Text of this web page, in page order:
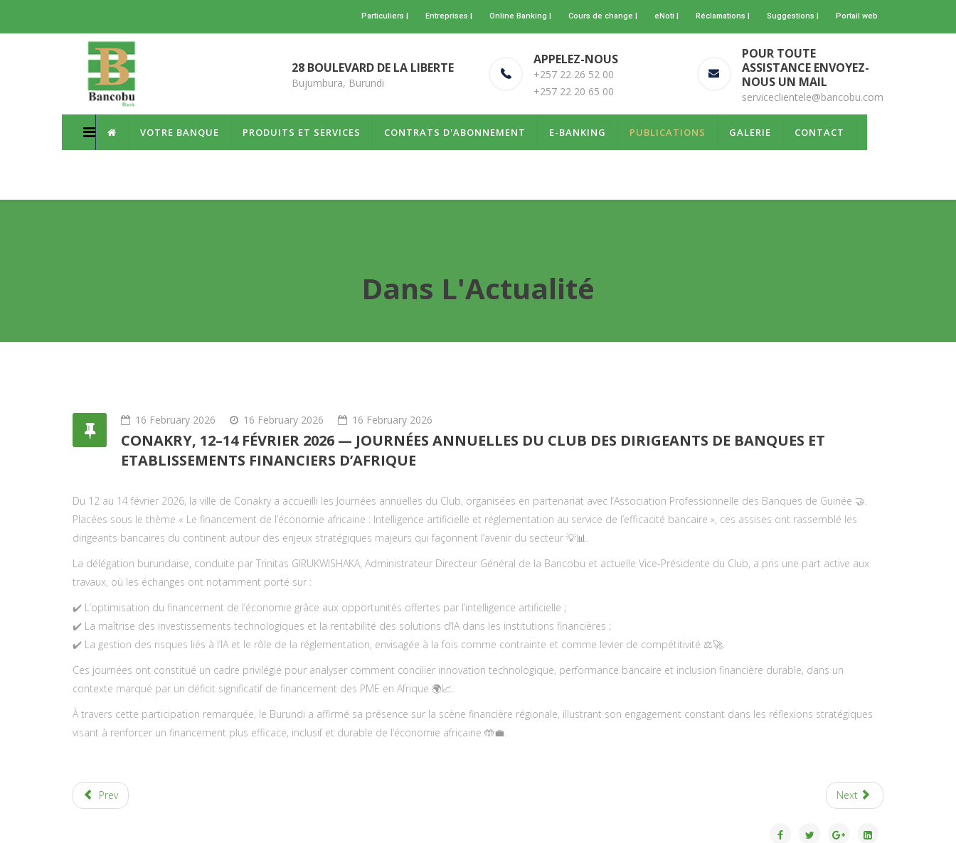
Particuliers | Entreprises | Online Banking | Cours de change | eNoti | Réclamations | Suggestions | Portail web
28 BOULEVARD DE LA LIBERTE
Bujumbura, Burundi
APPELEZ-NOUS
+257 22 26 52 00
+257 22 20 65 00
POUR TOUTE
ASSISTANCE ENVOYEZ-
NOUS UN MAIL
serviceclientele@bancobu.com
VOTRE BANQUE PRODUITS ET SERVICES CONTRATS D'ABONNEMENT E-BANKING PUBLICATIONS GALERIE CONTACT
Dans L'Actualité
16 February 2026 16 February 2026 16 February 2026
CONAKRY, 12–14 FÉVRIER 2026 — JOURNÉES ANNUELLES DU CLUB DES DIRIGEANTS DE BANQUES ET
ETABLISSEMENTS FINANCIERS D’AFRIQUE
Du 12 au 14 février 2026, la ville de Conakry a accueilli les Journées annuelles du Club, organisées en partenariat avec l’Association Professionnelle des Banques de Guinée 🤝.
Placées sous le thème « Le financement de l’économie africaine : Intelligence artificielle et réglementation au service de l’efficacité bancaire », ces assises ont rassemblé les
dirigeants bancaires du continent autour des enjeux stratégiques majeurs qui façonnent l’avenir du secteur 💡📊.
La délégation burundaise, conduite par Trinitas GIRUKWISHAKA, Administrateur Directeur Général de la Bancobu et actuelle Vice-Présidente du Club, a pris une part active aux
travaux, où les échanges ont notamment porté sur :
✔️ L’optimisation du financement de l’économie grâce aux opportunités offertes par l’intelligence artificielle ;
✔️ La maîtrise des investissements technologiques et la rentabilité des solutions d’IA dans les institutions financières ;
✔️ La gestion des risques liés à l’IA et le rôle de la réglementation, envisagée à la fois comme contrainte et comme levier de compétitivité ⚖️🚀.
Ces journées ont constitué un cadre privilégié pour analyser comment concilier innovation technologique, performance bancaire et inclusion financière durable, dans un
contexte marqué par un déficit significatif de financement des PME en Afrique 🌍📈.
À travers cette participation remarquée, le Burundi a affirmé sa présence sur la scène financière régionale, illustrant son engagement constant dans les réflexions stratégiques
visant à renforcer un financement plus efficace, inclusif et durable de l’économie africaine 🤲💼.
Prev Next